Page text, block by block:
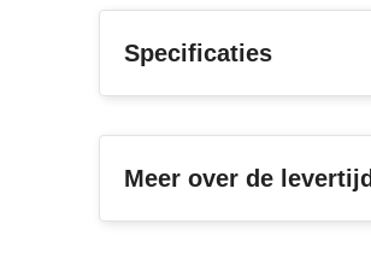
Specificaties
Meer over de levertijd